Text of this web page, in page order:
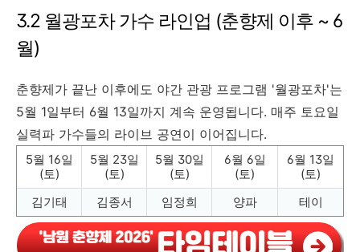
3.2 월광포차 가수 라인업 (춘향제 이후 ~ 6
월)
춘향제가 끝난 이후에도 야간 관광 프로그램 '월광포차'는
5월 1일부터 6월 13일까지 계속 운영됩니다. 매주 토요일
실력파 가수들의 라이브 공연이 이어집니다.
5월 16일
(토)
5월 23일
(토)
5월 30일
(토)
6월 6일
(토)
6월 13일
(토)
김기태
김종서 임정희 양파 테이